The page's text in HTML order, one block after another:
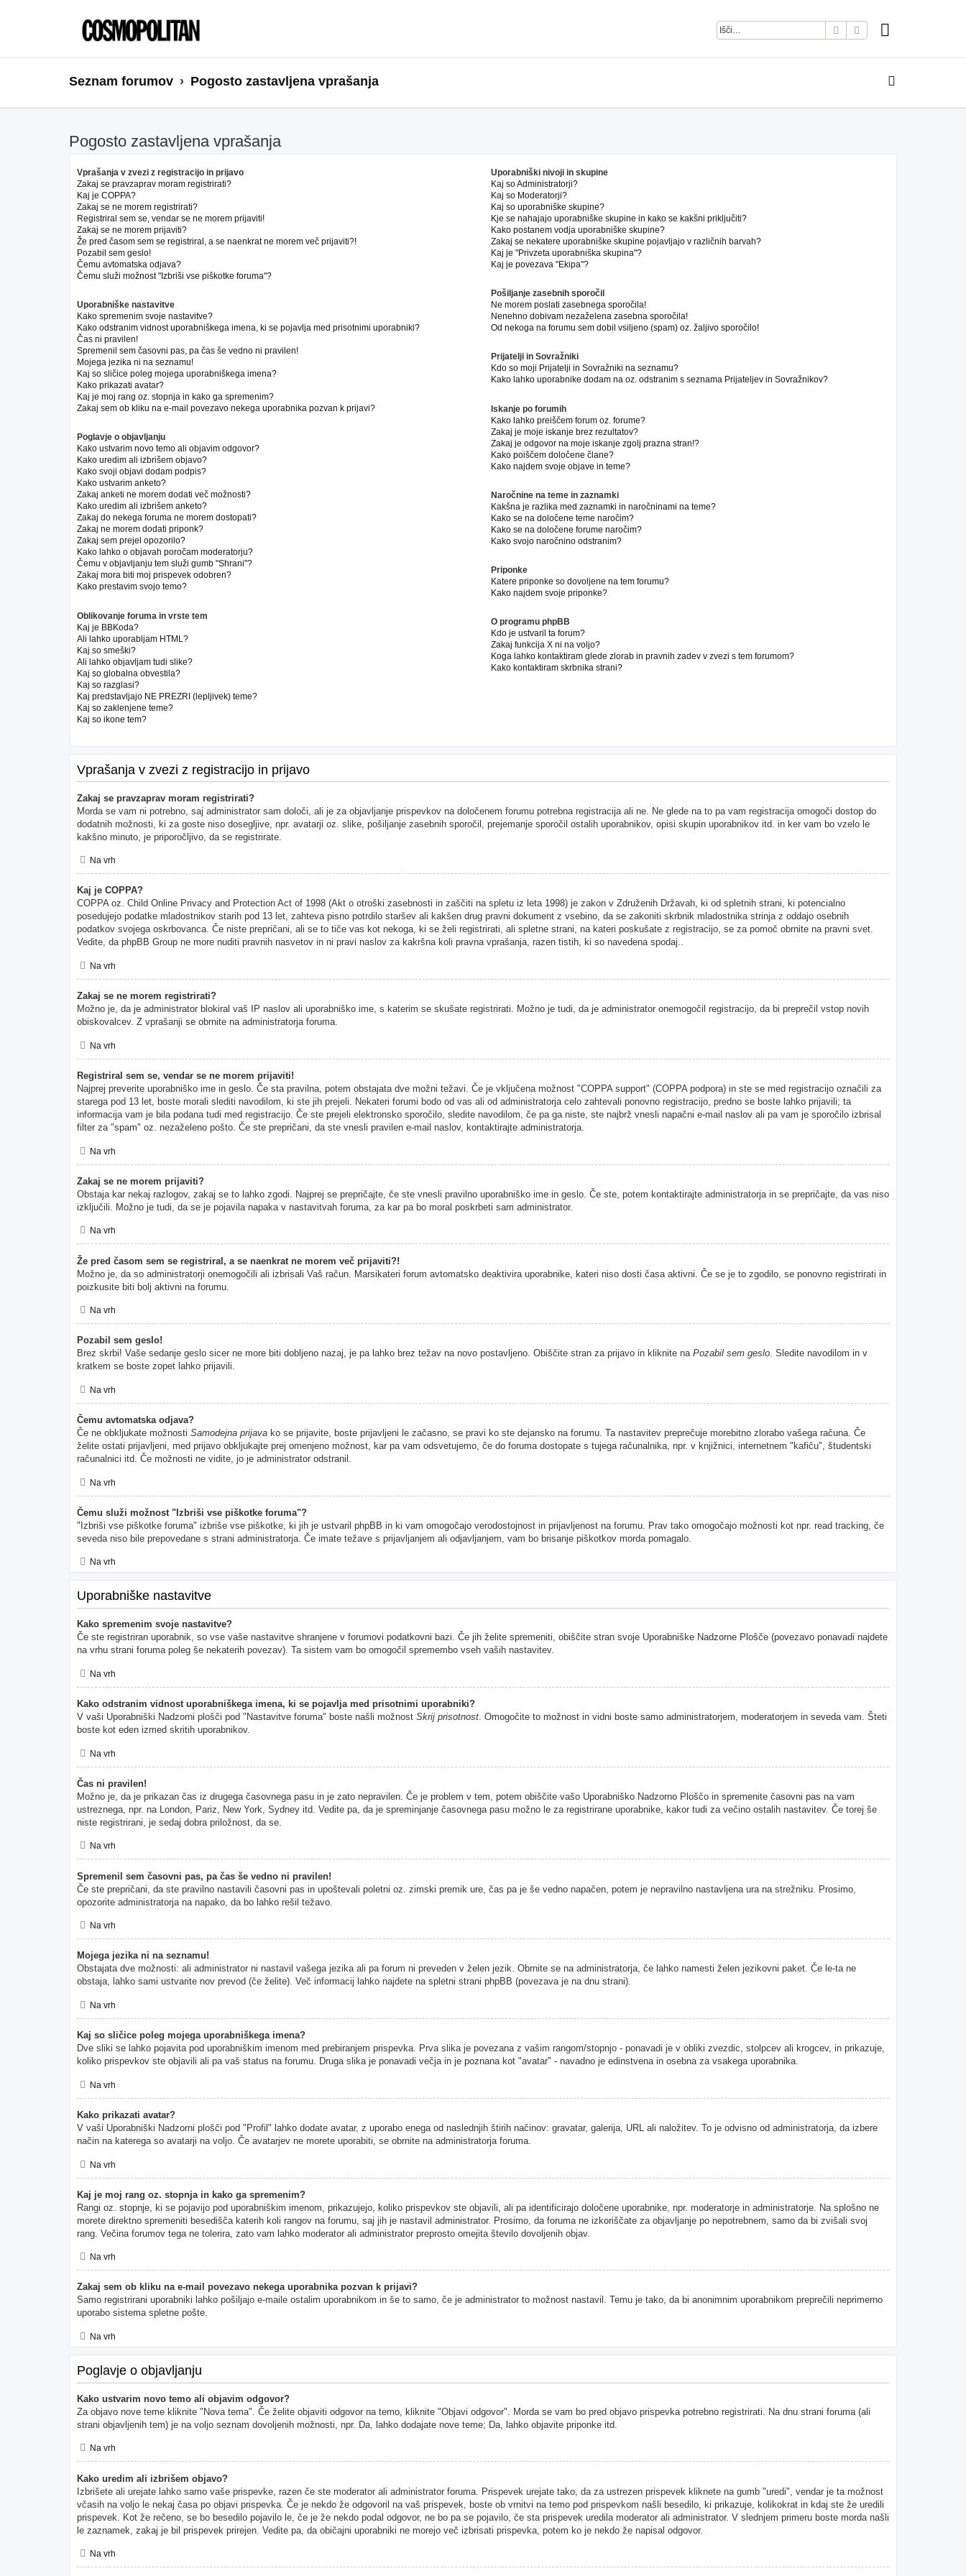
IskanjeNapredno iskanje
Seznam forumov Pogosto zastavljena vprašanja
Pogosto zastavljena vprašanja
Vprašanja v zvezi z registracijo in prijavo
Zakaj se pravzaprav moram registrirati?
Kaj je COPPA?
Zakaj se ne morem registrirati?
Registriral sem se, vendar se ne morem prijaviti!
Zakaj se ne morem prijaviti?
Že pred časom sem se registriral, a se naenkrat ne morem več prijaviti?!
Pozabil sem geslo!
Čemu avtomatska odjava?
Čemu služi možnost "Izbriši vse piškotke foruma"?
Uporabniške nastavitve
Kako spremenim svoje nastavitve?
Kako odstranim vidnost uporabniškega imena, ki se pojavlja med prisotnimi uporabniki?
Čas ni pravilen!
Spremenil sem časovni pas, pa čas še vedno ni pravilen!
Mojega jezika ni na seznamu!
Kaj so sličice poleg mojega uporabniškega imena?
Kako prikazati avatar?
Kaj je moj rang oz. stopnja in kako ga spremenim?
Zakaj sem ob kliku na e-mail povezavo nekega uporabnika pozvan k prijavi?
Poglavje o objavljanju
Kako ustvarim novo temo ali objavim odgovor?
Kako uredim ali izbrišem objavo?
Kako svoji objavi dodam podpis?
Kako ustvarim anketo?
Zakaj anketi ne morem dodati več možnosti?
Kako uredim ali izbrišem anketo?
Zakaj do nekega foruma ne morem dostopati?
Zakaj ne morem dodati priponk?
Zakaj sem prejel opozorilo?
Kako lahko o objavah poročam moderatorju?
Čemu v objavljanju tem služi gumb "Shrani"?
Zakaj mora biti moj prispevek odobren?
Kako prestavim svojo temo?
Oblikovanje foruma in vrste tem
Kaj je BBKoda?
Ali lahko uporabljam HTML?
Kaj so smeški?
Ali lahko objavljam tudi slike?
Kaj so globalna obvestila?
Kaj so razglasi?
Kaj predstavljajo NE PREZRI (lepljivek) teme?
Kaj so zaklenjene teme?
Kaj so ikone tem?
Uporabniški nivoji in skupine
Kaj so Administratorji?
Kaj so Moderatorji?
Kaj so uporabniške skupine?
Kje se nahajajo uporabniške skupine in kako se kakšni priključiti?
Kako postanem vodja uporabniške skupine?
Zakaj se nekatere uporabniške skupine pojavljajo v različnih barvah?
Kaj je "Privzeta uporabniška skupina"?
Kaj je povezava "Ekipa"?
Pošiljanje zasebnih sporočil
Ne morem poslati zasebnega sporočila!
Nenehno dobivam nezaželena zasebna sporočila!
Od nekoga na forumu sem dobil vsiljeno (spam) oz. žaljivo sporočilo!
Prijatelji in Sovražniki
Kdo so moji Prijatelji in Sovražniki na seznamu?
Kako lahko uporabnike dodam na oz. odstranim s seznama Prijateljev in Sovražnikov?
Iskanje po forumih
Kako lahko preiščem forum oz. forume?
Zakaj je moje iskanje brez rezultatov?
Zakaj je odgovor na moje iskanje zgolj prazna stran!?
Kako poiščem določene člane?
Kako najdem svoje objave in teme?
Naročnine na teme in zaznamki
Kakšna je razlika med zaznamki in naročninami na teme?
Kako se na določene teme naročim?
Kako se na določene forume naročim?
Kako svojo naročnino odstranim?
Priponke
Katere priponke so dovoljene na tem forumu?
Kako najdem svoje priponke?
O programu phpBB
Kdo je ustvaril ta forum?
Zakaj funkcija X ni na voljo?
Koga lahko kontaktiram glede zlorab in pravnih zadev v zvezi s tem forumom?
Kako kontaktiram skrbnika strani?
Vprašanja v zvezi z registracijo in prijavo
Zakaj se pravzaprav moram registrirati?
Morda se vam ni potrebno, saj administrator sam določi, ali je za objavljanje prispevkov na določenem forumu potrebna registracija ali ne. Ne glede na to pa vam registracija omogoči dostop do
dodatnih možnosti, ki za goste niso dosegljive, npr. avatarji oz. slike, pošiljanje zasebnih sporočil, prejemanje sporočil ostalih uporabnikov, opisi skupin uporabnikov itd. in ker vam bo vzelo le
kakšno minuto, je priporočljivo, da se registrirate.
Na vrh
Kaj je COPPA?
COPPA oz. Child Online Privacy and Protection Act of 1998 (Akt o otroški zasebnosti in zaščiti na spletu iz leta 1998) je zakon v Združenih Državah, ki od spletnih strani, ki potencialno
posedujejo podatke mladostnikov starih pod 13 let, zahteva pisno potrdilo staršev ali kakšen drug pravni dokument z vsebino, da se zakoniti skrbnik mladostnika strinja z oddajo osebnih
podatkov svojega oskrbovanca. Če niste prepričani, ali se to tiče vas kot nekoga, ki se želi registrirati, ali spletne strani, na kateri poskušate z registracijo, se za pomoč obrnite na pravni svet.
Vedite, da phpBB Group ne more nuditi pravnih nasvetov in ni pravi naslov za kakršna koli pravna vprašanja, razen tistih, ki so navedena spodaj..
Na vrh
Zakaj se ne morem registrirati?
Možno je, da je administrator blokiral vaš IP naslov ali uporabniško ime, s katerim se skušate registrirati. Možno je tudi, da je administrator onemogočil registracijo, da bi preprečil vstop novih
obiskovalcev. Z vprašanji se obrnite na administratorja foruma.
Na vrh
Registriral sem se, vendar se ne morem prijaviti!
Najprej preverite uporabniško ime in geslo. Če sta pravilna, potem obstajata dve možni težavi. Če je vključena možnost "COPPA support" (COPPA podpora) in ste se med registracijo označili za
starega pod 13 let, boste morali slediti navodilom, ki ste jih prejeli. Nekateri forumi bodo od vas ali od administratorja celo zahtevali ponovno registracijo, predno se boste lahko prijavili; ta
informacija vam je bila podana tudi med registracijo. Če ste prejeli elektronsko sporočilo, sledite navodilom, če pa ga niste, ste najbrž vnesli napačni e-mail naslov ali pa vam je sporočilo izbrisal
filter za "spam" oz. nezaželeno pošto. Če ste prepričani, da ste vnesli pravilen e-mail naslov, kontaktirajte administratorja.
Na vrh
Zakaj se ne morem prijaviti?
Obstaja kar nekaj razlogov, zakaj se to lahko zgodi. Najprej se prepričajte, če ste vnesli pravilno uporabniško ime in geslo. Če ste, potem kontaktirajte administratorja in se prepričajte, da vas niso
izključili. Možno je tudi, da se je pojavila napaka v nastavitvah foruma, za kar pa bo moral poskrbeti sam administrator.
Na vrh
Že pred časom sem se registriral, a se naenkrat ne morem več prijaviti?!
Možno je, da so administratorji onemogočili ali izbrisali Vaš račun. Marsikateri forum avtomatsko deaktivira uporabnike, kateri niso dosti časa aktivni. Če se je to zgodilo, se ponovno registrirati in
poizkusite biti bolj aktivni na forumu.
Na vrh
Pozabil sem geslo!
Brez skrbi! Vaše sedanje geslo sicer ne more biti dobljeno nazaj, je pa lahko brez težav na novo postavljeno. Obiščite stran za prijavo in kliknite na Pozabil sem geslo. Sledite navodilom in v
kratkem se boste zopet lahko prijavili.
Na vrh
Čemu avtomatska odjava?
Če ne obkljukate možnosti Samodejna prijava ko se prijavite, boste prijavljeni le začasno, se pravi ko ste dejansko na forumu. Ta nastavitev preprečuje morebitno zlorabo vašega računa. Če
želite ostati prijavljeni, med prijavo obkljukajte prej omenjeno možnost, kar pa vam odsvetujemo, če do foruma dostopate s tujega računalnika, npr. v knjižnici, internetnem "kafiču", študentski
računalnici itd. Če možnosti ne vidite, jo je administrator odstranil.
Na vrh
Čemu služi možnost "Izbriši vse piškotke foruma"?
"Izbriši vse piškotke foruma" izbriše vse piškotke, ki jih je ustvaril phpBB in ki vam omogočajo verodostojnost in prijavljenost na forumu. Prav tako omogočajo možnosti kot npr. read tracking, če
seveda niso bile prepovedane s strani administratorja. Če imate težave s prijavljanjem ali odjavljanjem, vam bo brisanje piškotkov morda pomagalo.
Na vrh
Uporabniške nastavitve
Kako spremenim svoje nastavitve?
Če ste registriran uporabnik, so vse vaše nastavitve shranjene v forumovi podatkovni bazi. Če jih želite spremeniti, obiščite stran svoje Uporabniške Nadzorne Plošče (povezavo ponavadi najdete
na vrhu strani foruma poleg še nekaterih povezav). Ta sistem vam bo omogočil spremembo vseh vaših nastavitev.
Na vrh
Kako odstranim vidnost uporabniškega imena, ki se pojavlja med prisotnimi uporabniki?
V vaši Uporabniški Nadzorni plošči pod "Nastavitve foruma" boste našli možnost Skrij prisotnost. Omogočite to možnost in vidni boste samo administratorjem, moderatorjem in seveda vam. Šteti
boste kot eden izmed skritih uporabnikov.
Na vrh
Čas ni pravilen!
Možno je, da je prikazan čas iz drugega časovnega pasu in je zato nepravilen. Če je problem v tem, potem obiščite vašo Uporabniško Nadzorno Ploščo in spremenite časovni pas na vam
ustreznega, npr. na London, Pariz, New York, Sydney itd. Vedite pa, da je spreminjanje časovnega pasu možno le za registrirane uporabnike, kakor tudi za večino ostalih nastavitev. Če torej še
niste registrirani, je sedaj dobra priložnost, da se.
Na vrh
Spremenil sem časovni pas, pa čas še vedno ni pravilen!
Če ste prepričani, da ste pravilno nastavili časovni pas in upoštevali poletni oz. zimski premik ure, čas pa je še vedno napačen, potem je nepravilno nastavljena ura na strežniku. Prosimo,
opozorite administratorja na napako, da bo lahko rešil težavo.
Na vrh
Mojega jezika ni na seznamu!
Obstajata dve možnosti: ali administrator ni nastavil vašega jezika ali pa forum ni preveden v želen jezik. Obrnite se na administratorja, če lahko namesti želen jezikovni paket. Če le-ta ne
obstaja, lahko sami ustvarite nov prevod (če želite). Več informacij lahko najdete na spletni strani phpBB (povezava je na dnu strani).
Na vrh
Kaj so sličice poleg mojega uporabniškega imena?
Dve sliki se lahko pojavita pod uporabniškim imenom med prebiranjem prispevka. Prva slika je povezana z vašim rangom/stopnjo - ponavadi je v obliki zvezdic, stolpcev ali krogcev, in prikazuje,
koliko prispevkov ste objavili ali pa vaš status na forumu. Druga slika je ponavadi večja in je poznana kot "avatar" - navadno je edinstvena in osebna za vsakega uporabnika.
Na vrh
Kako prikazati avatar?
V vaši Uporabniški Nadzorni plošči pod "Profil" lahko dodate avatar, z uporabo enega od naslednjih štirih načinov: gravatar, galerija, URL ali naložitev. To je odvisno od administratorja, da izbere
način na katerega so avatarji na voljo. Če avatarjev ne morete uporabiti, se obrnite na administratorja foruma.
Na vrh
Kaj je moj rang oz. stopnja in kako ga spremenim?
Rangi oz. stopnje, ki se pojavijo pod uporabniškim imenom, prikazujejo, koliko prispevkov ste objavili, ali pa identificirajo določene uporabnike, npr. moderatorje in administratorje. Na splošno ne
morete direktno spremeniti besedišča katerih koli rangov na forumu, saj jih je nastavil administrator. Prosimo, da foruma ne izkoriščate za objavljanje po nepotrebnem, samo da bi zvišali svoj
rang. Večina forumov tega ne tolerira, zato vam lahko moderator ali administrator preprosto omejita število dovoljenih objav.
Na vrh
Zakaj sem ob kliku na e-mail povezavo nekega uporabnika pozvan k prijavi?
Samo registrirani uporabniki lahko pošiljajo e-maile ostalim uporabnikom in še to samo, če je administrator to možnost nastavil. Temu je tako, da bi anonimnim uporabnikom preprečili neprimerno
uporabo sistema spletne pošte.
Na vrh
Poglavje o objavljanju
Kako ustvarim novo temo ali objavim odgovor?
Za objavo nove teme kliknite "Nova tema". Če želite objaviti odgovor na temo, kliknite "Objavi odgovor". Morda se vam bo pred objavo prispevka potrebno registrirati. Na dnu strani foruma (ali
strani objavljenih tem) je na voljo seznam dovoljenih možnosti, npr. Da, lahko dodajate nove teme; Da, lahko objavite priponke itd.
Na vrh
Kako uredim ali izbrišem objavo?
Izbrišete ali urejate lahko samo vaše prispevke, razen če ste moderator ali administrator foruma. Prispevek urejate tako, da za ustrezen prispevek kliknete na gumb "uredi", vendar je ta možnost
včasih na voljo le nekaj časa po objavi prispevka. Če je nekdo že odgovoril na vaš prispevek, boste ob vrnitvi na temo pod prispevkom našli besedilo, ki prikazuje, kolikokrat in kdaj ste že uredili
prispevek. Kot že rečeno, se bo besedilo pojavilo le, če je že nekdo podal odgovor, ne bo pa se pojavilo, če sta prispevek uredila moderator ali administrator. V slednjem primeru boste morda našli
le zaznamek, zakaj je bil prispevek prirejen. Vedite pa, da običajni uporabniki ne morejo več izbrisati prispevka, potem ko je nekdo že napisal odgovor.
Na vrh